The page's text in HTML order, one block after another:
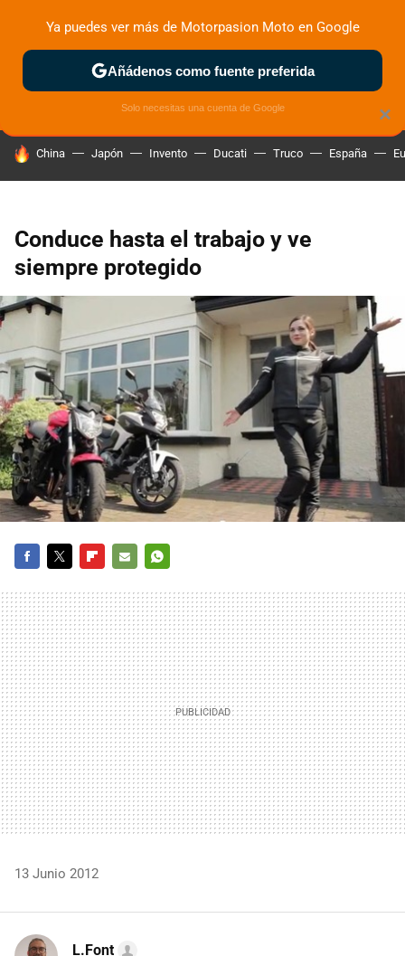
ZONA DE PRUEBAS DEPORTIVAS MOTOS ELÉCTRICAS
HOY SE HABLA DE
China Japón Invento Ducati Truco España
Conduce hasta el trabajo y ve
siempre protegido
MAIL
13 Junio 2012
L.Font
×
Ya puedes ver más de Motorpasion Moto en Google
Añádenos como fuente preferida
Solo necesitas una cuenta de Google